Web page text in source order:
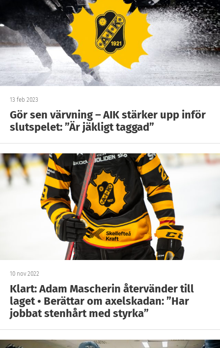
13 feb 2023
Gör sen värvning – AIK stärker upp inför
slutspelet: ”Är jäkligt taggad”
10 nov 2022
Klart: Adam Mascherin återvänder till
laget • Berättar om axelskadan: ”Har
jobbat stenhårt med styrka”